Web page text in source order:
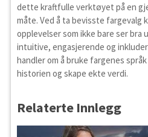
dette kraftfulle verktøyet på en
måte. Ved å ta bevisste fargevalg
opplevelser som ikke bare ser bra
intuitive, engasjerende og
handler om å bruke fargenes
historien og skape ekte verdi.
Relaterte Innlegg